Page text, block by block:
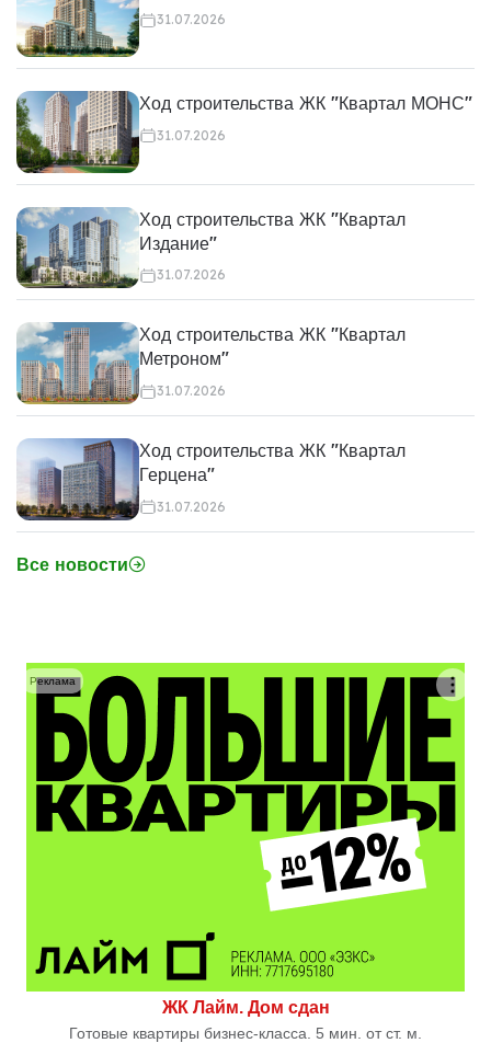
31.07.2026
Ход строительства ЖК "Квартал МОНС"
31.07.2026
Ход строительства ЖК "Квартал
Издание"
31.07.2026
Ход строительства ЖК "Квартал
Метроном"
31.07.2026
Ход строительства ЖК "Квартал
Герцена"
31.07.2026
Все новости
ЖК Лайм. Дом сдан
Готовые квартиры бизнес-класса. 5 мин. от ст. м.
Реклама